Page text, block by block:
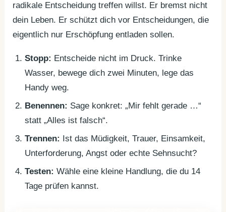
radikale Entscheidung treffen willst. Er bremst nicht
dein Leben. Er schützt dich vor Entscheidungen, die
eigentlich nur Erschöpfung entladen sollen.
Stopp: Entscheide nicht im Druck. Trinke
Wasser, bewege dich zwei Minuten, lege das
Handy weg.
Benennen: Sage konkret: „Mir fehlt gerade …“
statt „Alles ist falsch“.
Trennen: Ist das Müdigkeit, Trauer, Einsamkeit,
Unterforderung, Angst oder echte Sehnsucht?
Testen: Wähle eine kleine Handlung, die du 14
Tage prüfen kannst.